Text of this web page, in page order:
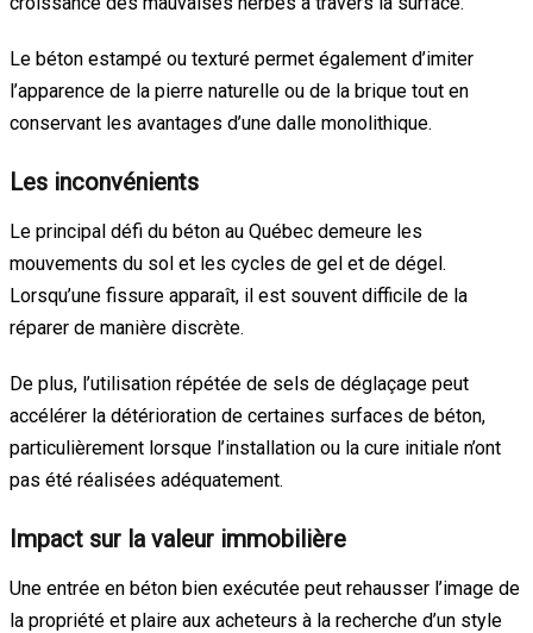
Le béton estampé ou texturé permet également d’imiter
l’apparence de la pierre naturelle ou de la brique tout en
conservant les avantages d’une dalle monolithique.
Les inconvénients
Le principal défi du béton au Québec demeure les
mouvements du sol et les cycles de gel et de dégel.
Lorsqu’une fissure apparaît, il est souvent difficile de la
réparer de manière discrète.
De plus, l’utilisation répétée de sels de déglaçage peut
accélérer la détérioration de certaines surfaces de béton,
particulièrement lorsque l’installation ou la cure initiale n’ont
pas été réalisées adéquatement.
Impact sur la valeur immobilière
Une entrée en béton bien exécutée peut rehausser l’image de
la propriété et plaire aux acheteurs à la recherche d’un style